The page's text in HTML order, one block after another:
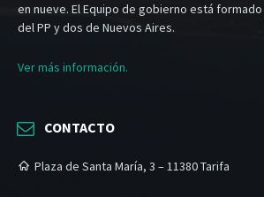
en nueve. El Equipo de gobierno está
del PP y dos de Nuevos Aires.
Ver más información.
CONTACTO
Plaza de Santa María, 3 – 11380 Tarifa